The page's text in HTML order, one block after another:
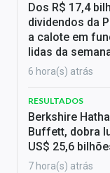
Dos R$ 17,4
dividendos da
a calote em
lidas da
6 hora(s) atrás
RESULTADOS
Berkshire
Buffett, dobra
US$ 25,6
7 hora(s) atrás